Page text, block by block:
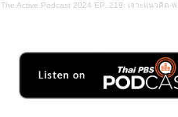
The Active Podcast 2024 EP. 219: เจาะแนวคิด-